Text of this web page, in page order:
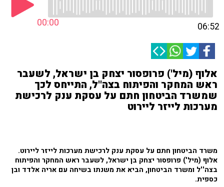
00:00 06:52
אלוף (מיל') פרופסור יצחק בן ישראל, לשעבר
ראש המחקר והפיתוח בצה''ל, התייחס לכך
שמשרד הביטחון חתם על עסקת ענק לרכישת
מערכות לייזר ליירוט
משרד הביטחון חתם על עסקת ענק לרכישת מערכות לייזר ליירוט.
אלוף (מיל') פרופסור יצחק בן ישראל, לשעבר ראש המחקר והפיתוח
בצה''ל ומשרד הביטחון, הביא את משנתו בשיחה עם אריה אלדד ובן
כספית.